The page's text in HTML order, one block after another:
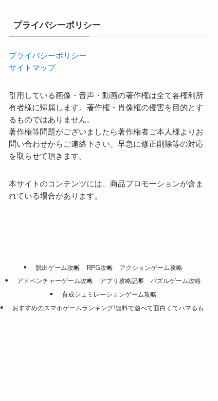
プライバシーポリシー
プライバシーポリシー
サイトマップ
引用している画像・音声・動画の著作権は全て各権利所
有者様に帰属します。著作権・肖像権の侵害を目的とす
るものではありません。
著作権等問題がございましたら著作権者ご本人様よりお
問い合わせからご連絡下さい。早急に修正削除等の対応
を取らせて頂きます。
本サイトのコンテンツには、商品プロモーションが含ま
れている場合があります。
脱出ゲーム攻略 RPG攻略
アクションゲーム攻略
アドベンチャーゲーム攻略
アプリ攻略記事
パズルゲーム攻略
育成シュミレーションゲーム攻略
おすすめのスマホゲームランキング!無料で遊べて面白くてハマるも